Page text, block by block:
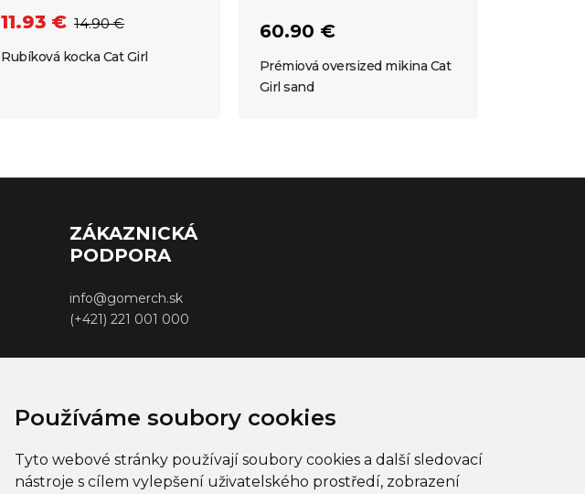
Používáme soubory cookies
Tyto webové stránky používají soubory cookies a další sledovací
nástroje s cílem vylepšení uživatelského prostředí, zobrazení
11.93 € 14.90 €
Rubíková kocka Cat Girl
60.90 €
Prémiová oversized mikina Cat
Girl sand
ZÁKAZNICKÁ
PODPORA
info@gomerch.sk
(+421) 221 001 000